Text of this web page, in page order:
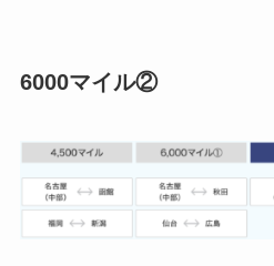
6000マイル②